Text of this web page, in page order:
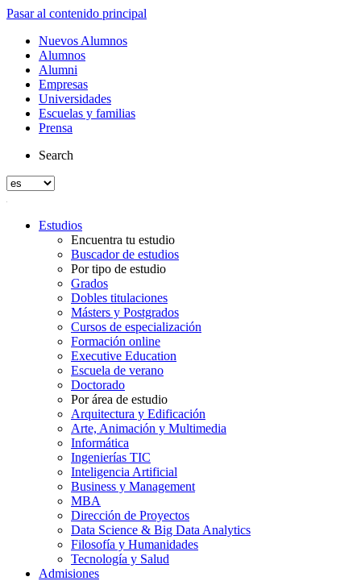
Pasar al contenido principal
Nuevos Alumnos
Alumnos
Alumni
Empresas
Universidades
Escuelas y familias
Prensa
Search
Estudios
Encuentra tu estudio
Buscador de estudios
Por tipo de estudio
Grados
Dobles titulaciones
Másters y Postgrados
Cursos de especialización
Formación online
Executive Education
Escuela de verano
Doctorado
Por área de estudio
Arquitectura y Edificación
Arte, Animación y Multimedia
Informática
Ingenierías TIC
Inteligencia Artificial
Business y Management
MBA
Dirección de Proyectos
Data Science & Big Data Analytics
Filosofía y Humanidades
Tecnología y Salud
Admisiones